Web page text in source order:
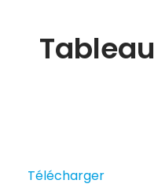
Tableau
Télécharger